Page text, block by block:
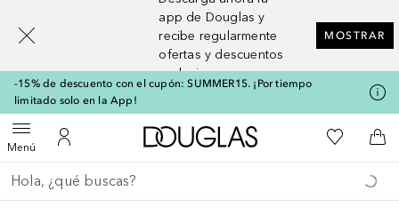
app de Douglas y
recibe regularmente
ofertas y descuentos
exclusivos
MOSTRAR
-15% de descuento con el cupón: SUMMER15. ¡Por tiempo
limitado solo en la App!
MenúAbrir menúMi cuenta
A Douglas HomeMi lista de
A
Regresar
Ejecutar búsqueda
[navigation.slideout.screenreader]